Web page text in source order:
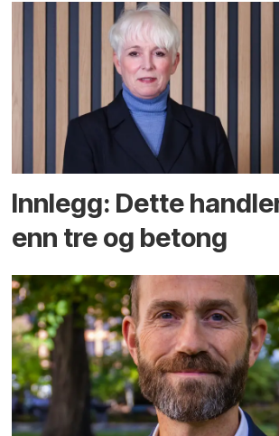
Innlegg: Dette
enn tre og betong